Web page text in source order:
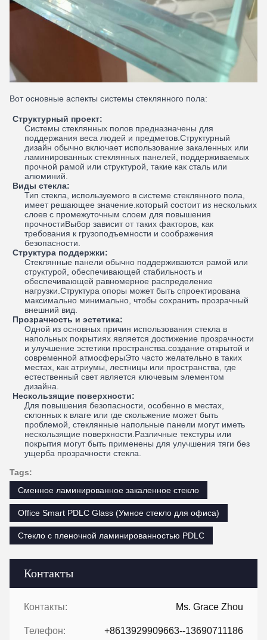
Контакты
Контакты: Ms. Grace Zhou
Телефон: +8613929909663--13690711186
Вот основные аспекты системы стеклянного пола:
Структурный проект:
Системы стеклянных полов предназначены для
поддержания веса людей и предметов.Структурный
дизайн обычно включает использование закаленных или
ламинированных стеклянных панелей, поддерживаемых
прочной рамой или структурой, такие как сталь или
алюминий.
Виды стекла:
Тип стекла, используемого в системе стеклянного пола,
имеет решающее значение.который состоит из нескольких
слоев с промежуточным слоем для повышения
прочностиВыбор зависит от таких факторов, как
требования к грузоподъемности и соображения
безопасности.
Структура поддержки:
Стеклянные панели обычно поддерживаются рамой или
структурой, обеспечивающей стабильность и
обеспечивающей равномерное распределение
нагрузки.Структура опоры может быть спроектирована
максимально минимально, чтобы сохранить прозрачный
внешний вид.
Прозрачность и эстетика:
Одной из основных причин использования стекла в
напольных покрытиях является достижение прозрачности
и улучшение эстетики пространства.создание открытой и
современной атмосферыЭто часто желательно в таких
местах, как атриумы, лестницы или пространства, где
естественный свет является ключевым элементом
дизайна.
Нескользящие поверхности:
Для повышения безопасности, особенно в местах,
склонных к влаге или где скольжение может быть
проблемой, стеклянные напольные панели могут иметь
нескользящие поверхности.Различные текстуры или
покрытия могут быть применены для улучшения тяги без
ущерба прозрачности стекла.
Tags:
Сменное ламинированное закаленное стекло
Office Smart PDLC Glass (Умное стекло для офиса)
Стекло с пленочной ламинированностью PDLC